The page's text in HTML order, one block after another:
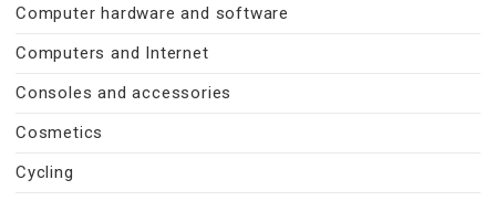
Computer hardware and software
Computers and Internet
Consoles and accessories
Cosmetics
Cycling